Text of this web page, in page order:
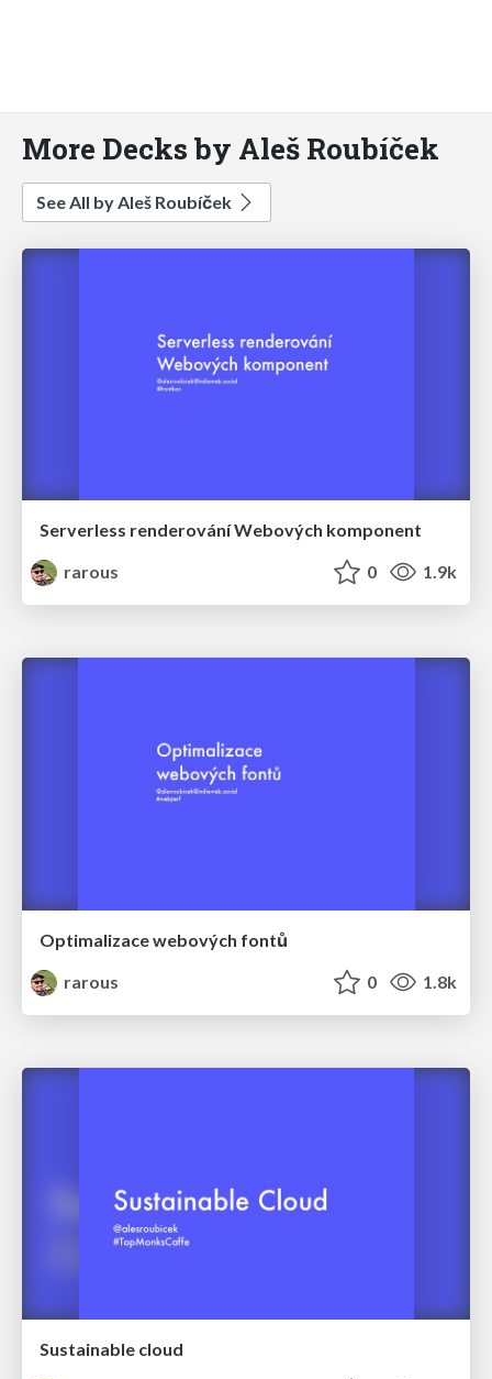
More Decks by Aleš Roubíček
See All by Aleš Roubíček
Serverless renderování Webových komponent
rarous
0 1.9k
Optimalizace webových fontů
rarous
0 1.8k
Sustainable cloud